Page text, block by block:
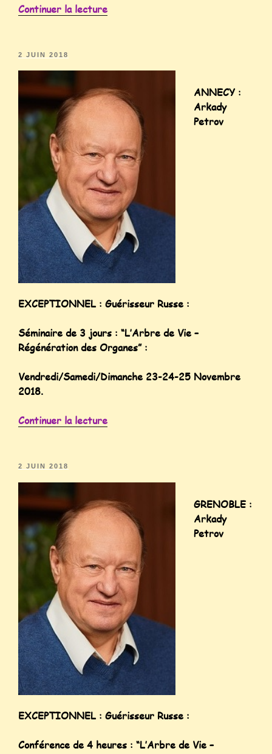
Continuer la lecture
2 JUIN 2018
ANNECY :
Arkady
Petrov
EXCEPTIONNEL : Guérisseur Russe :
Séminaire de 3 jours : “L’Arbre de Vie –
Régénération des Organes” :
Vendredi/Samedi/Dimanche 23-24-25 Novembre
2018.
Continuer la lecture
2 JUIN 2018
GRENOBLE :
Arkady
Petrov
EXCEPTIONNEL : Guérisseur Russe :
Conférence de 4 heures : “L’Arbre de Vie –